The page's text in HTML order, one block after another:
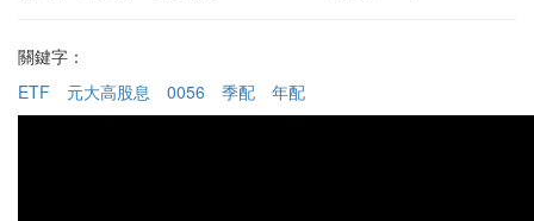
關鍵字：
ETF
元大高股息 0056 季配 年配